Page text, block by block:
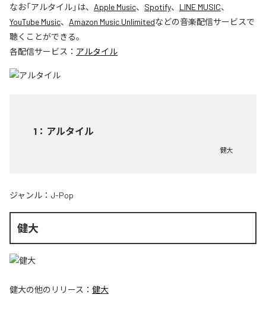
なお「アルタイル」は、 Apple Music、 Spotify、 LINE MUSIC、
YouTube Music、 Amazon Music Unlimitedなどの音楽配信サービスで
聴くことができる。
各配信サービス： アルタイル
1 ： アルタイル
健大
ジャンル： J-Pop
健大
健大の他のリリース： 健大